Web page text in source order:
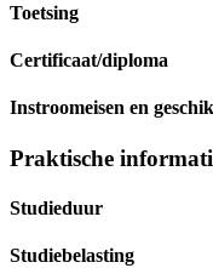
Toetsing
Certificaat/diploma
Instroomeisen en
Praktische
Studieduur
Studiebelasting